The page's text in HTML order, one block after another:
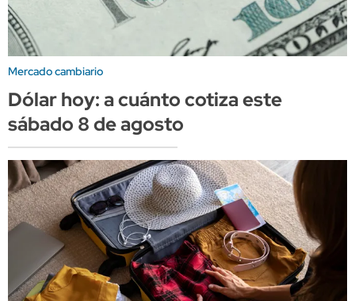
Mercado cambiario
Dólar hoy: a cuánto cotiza este
sábado 8 de agosto